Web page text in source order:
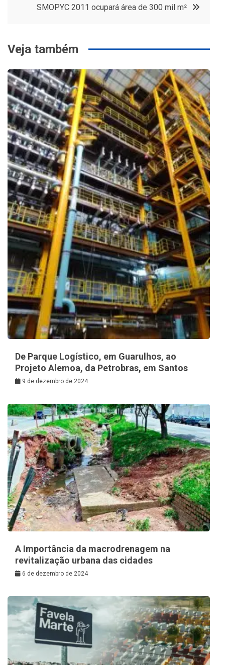
SMOPYC 2011 ocupará área de 300 mil m²
Veja também
De Parque Logístico, em Guarulhos, ao
Projeto Alemoa, da Petrobras, em Santos
9 de dezembro de 2024
A Importância da macrodrenagem na
revitalização urbana das cidades
6 de dezembro de 2024